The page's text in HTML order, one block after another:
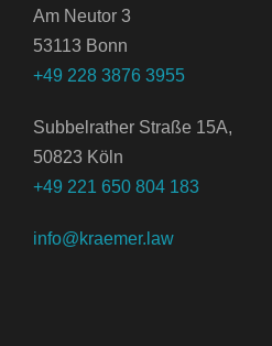
Am Neutor 3
53113 Bonn
+49 228 3876 3955
Subbelrather Straße 15A,
50823 Köln
+49 221 650 804 183
info@kraemer.law